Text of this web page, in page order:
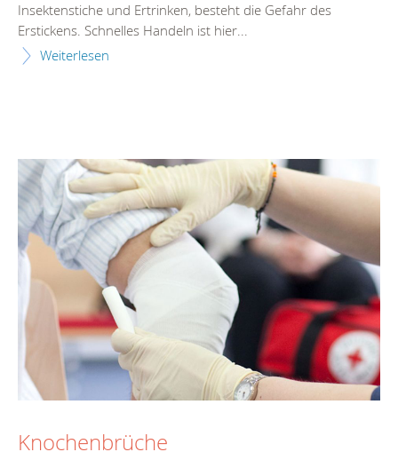
Insektenstiche und Ertrinken, besteht die Gefahr des
Erstickens. Schnelles Handeln ist hier...
Weiterlesen
Knochenbrüche